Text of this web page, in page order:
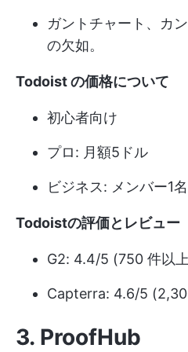
ガントチャート、カ
の欠如。
Todoist の価格について
初心者向け
プロ: 月額5ドル
ビジネス: メンバー1
Todoistの評価とレビュー
G2: 4.4/5 (750 件以
Capterra: 4.6/5
3. ProofHub